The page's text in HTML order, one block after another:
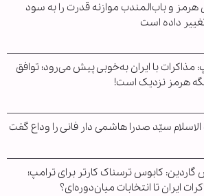
هرمز و باب‌المندب موازنه قدرت را به سود
داده است
مذاکرات با ایران به‌خوبی پیش می‌رود؛ توافق
هرمز نزدیک است!
سیّد صدرا هاشمی دار فانی را وداع گفت
گاردین: کابوس ترسناک کارتر برای ترامپ؛
ایران تا انتخابات میان‌دوره‌ای؟